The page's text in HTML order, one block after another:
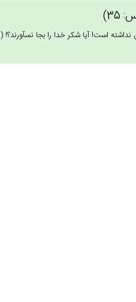
است! آيا شكر خدا را بجا نمى‏آورند؟! (35)